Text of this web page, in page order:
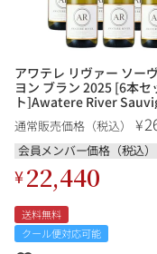
DRC
生産地から探す
フランス
ボルドー
種類で探す
赤ワイン
価格帯から探す
〜9,999円
40,000円〜79,999円
100,000円〜199,999円
お得な情報を受け取る
メルマガ
アワテレ リヴァー ソー
ヨン ブラン 2025 [6本セ
ト]Awatere River
Blanc ニュージーランド
ン
通常販売価格（税込） ¥
会員メンバー価格（税込）
¥22,440
送料無料
クール便対応可能